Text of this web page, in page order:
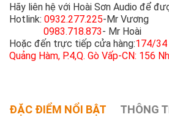
Hãy liên hệ với Hoài Sơn Audio để
Hotlink: 0932.277.225-Mr Vương
0983.718.873- Mr Hoài
Hoặc đến trực tiếp cửa hàng:174/34
Quảng Hàm, P.4,Q. Gò Vấp-CN: 156
ĐẶC ĐIỂM NỔI BẬT THÔNG